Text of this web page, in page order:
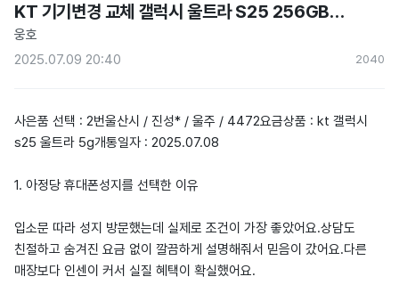
KT 기기변경 교체 갤럭시 울트라 S25 256GB
티타늄 화이트실버 기기변경 핸드폰싸게사는법
현금지원 아정당 내돈내산 후기)울산시 / 진성* /
웅호
2025.07.09 20:40
2040
사은품 선택 : 2번울산시 / 진성* / 울주 / 4472요금상품 : kt 갤럭시
s25 울트라 5g개통일자 : 2025.07.08
1. 아정당 휴대폰성지를 선택한 이유
입소문 따라 성지 방문했는데 실제로 조건이 가장 좋았어요.상담도
친절하고 숨겨진 요금 없이 깔끔하게 설명해줘서 믿음이 갔어요.다른
매장보다 인센이 커서 실질 혜택이 확실했어요.